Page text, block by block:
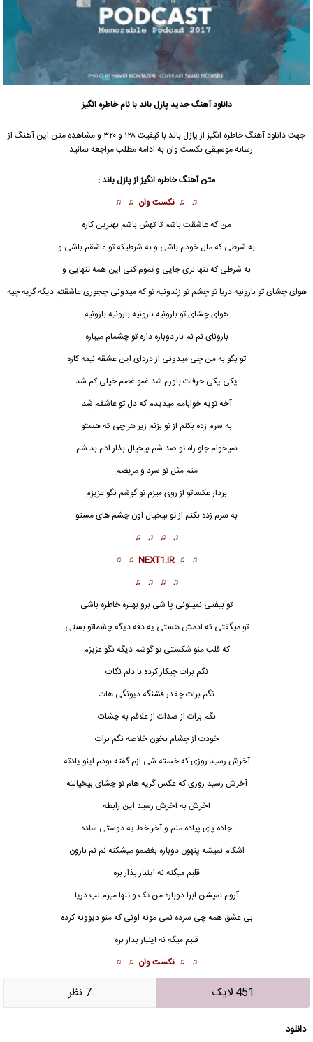
دانلود آهنگ جدیدپازل باندبا نام خاطره انگیز
جهت دانلود آهنگ خاطره انگیز از پازل باند
با کیفیت ۱۲۸ و ۳۲۰ و مشاهده متن این آهنگ از
رسانه موسیقی نکست وان به ادامه مطلب مراجعه نمائید …
متن آهنگ خاطره انگیز ازپازل باند:
♫ ♫ نکست وان ♫ ♫
من که عاشقت باشم تا تهش باشم بهترین کاره
به شرطی که مال خودم باشی و به شرطیکه تو عاشقم باشی و
به شرطی که تنها نری جایی و تموم کنی این همه تنهایی و
هوای چشای تو بارونیه دریا تو چشم تو زندونیه تو که میدونی چجوری عاشقتم دیگه گریه چیه
هوای چشای تو بارونیه بارونیه بارونیه بارونیه
بارونای نم نم باز دوباره داره تو چشمام میباره
تو بگو به من چی میدونی از دردای این عشقه نیمه کاره
یکی یکی حرفات باورم شد غمو غصم خیلی کم شد
آخه تویه خوابامم میدیدم که دل تو عاشقم شد
به سرم زده بکنم از تو بزنم زیر هر چی که هستو
نمیخوام جلو راه تو صد شم بیخیال بذار ادم بد شم
منم مثل تو سرد و مریضم
بردار عکساتو از روی میزم تو گوشم نگو عزیزم
به سرم زده بکنم از تو بیخیال اون چشم های مستو
♫ ♫ ♫ ♫
♫ ♫
NEXT1.IR
♫ ♫
♫ ♫ ♫ ♫
تو بیفتی نمیتونی پا شی برو بهتره خاطره باشی
تو میگفتی که ادمش هستی یه دفه دیگه چشماتو بستی
که قلب منو شکستی تو گوشم دیگه نگو عزیزم
نگم برات چیکار کرده با دلم نگات
نگم برات چقدر قشنگه دیونگی هات
نگم برات از صدات از علاقم به چشات
خودت از چشام بخون خلاصه نگم برات
آخرش رسید روزی که خسته شی ازم گفته بودم اینو یادته
آخرش رسید روزی که عکس گریه هام تو چشای بیخیالته
آخرش به آخرش رسید این رابطه
جاده پای پیاده منم و آخر خط یه دوستی ساده
اشکام نمیشه پنهون دوباره بغضمو میشکنه نم نم بارون
قلبم میگنه نه اینبار بذار بره
آروم نمیشن ابرا دوباره من تک و تنها میرم لب دریا
بی عشق همه چی سرده نمی مونه اونی که منو دیوونه کرده
قلبم میگه نه اینبار بذار بره
♫ ♫ نکست وان ♫ ♫
451 لایک 7 نظر
دانلود